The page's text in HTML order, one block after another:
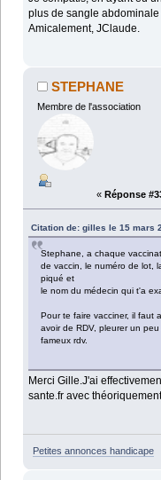
plus de sangle abdominale
Amicalement, JClaude.
STEPHANE
Membre de l'association
« Réponse
Citation de: gilles le 15 mars
Stephane, a chaque
de vaccin, le numéro de lot,
piqué et
le nom du médecin qui t'a
Pour te faire vacciner, il faut
avoir de RDV, pleurer un
fameux rdv.
Merci Gille.J'ai
sante.fr avec
Petites annonces handicape